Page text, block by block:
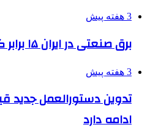
3 هفته پیش
برق صنعتی در ایران ۱۵ برابر گران‌تر از خانگی است
3 هفته پیش
تدوین دستورالعمل جدید
ادامه دارد